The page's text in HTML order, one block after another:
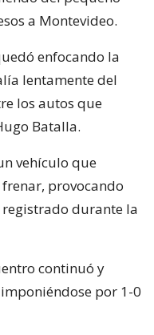
a Montevideo.
enfocando la
lentamente del
los autos que
Batalla.
vehículo que
provocando
durante la
continuó y
por 1-0